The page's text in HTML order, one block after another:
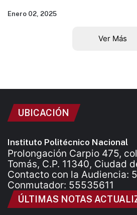
Enero 02, 2025
Ver Más
UBICACIÓN
Instituto Politécnico Nacional
Prolongación Carpio 475,
Tomás, C.P. 11340, Ciudad
Contacto con la Audiencia:
Conmutador: 55535611
ÚLTIMAS NOTAS